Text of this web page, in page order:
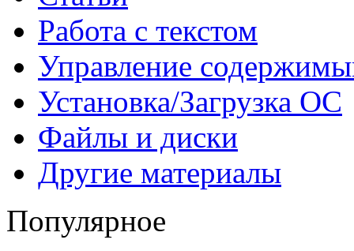
Работа с текстом
Управление
Установка/Загрузка ОС
Файлы и диски
Другие материалы
Популярное